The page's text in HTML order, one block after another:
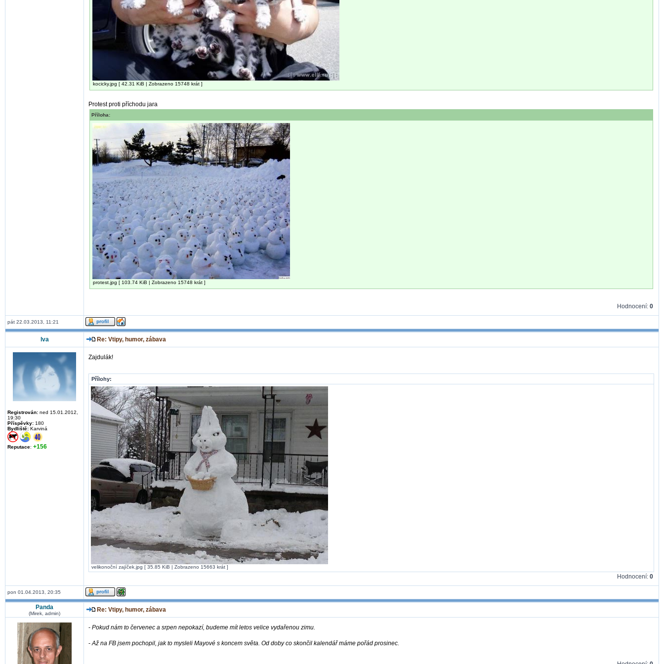
kocicky.jpg [ 42.31 KiB | Zobrazeno 15748 krát ]
Protest proti příchodu jara
Příloha:
protest.jpg [ 103.74 KiB | Zobrazeno 15748 krát ]
Hodnocení: 0
pát 22.03.2013, 11:21
lva Re: Vtipy, humor, zábava
Registrován: ned 15.01.2012,
19:30
Příspěvky: 180
Bydliště: Karviná
Reputace: +156
Zajdulák!
Přílohy:
velikonoční zajíček.jpg [ 35.85 KiB | Zobrazeno 15663 krát ]
Hodnocení: 0
pon 01.04.2013, 20:35
Panda
(Mirek, admin)
Re: Vtipy, humor, zábava
- Pokud nám to červenec a srpen nepokazí, budeme mít letos velice vydařenou zimu.
-Až na FB jsem pochopil, jak to mysleli Mayové s koncem světa. Od doby co skončil kalendář máme pořád prosinec.